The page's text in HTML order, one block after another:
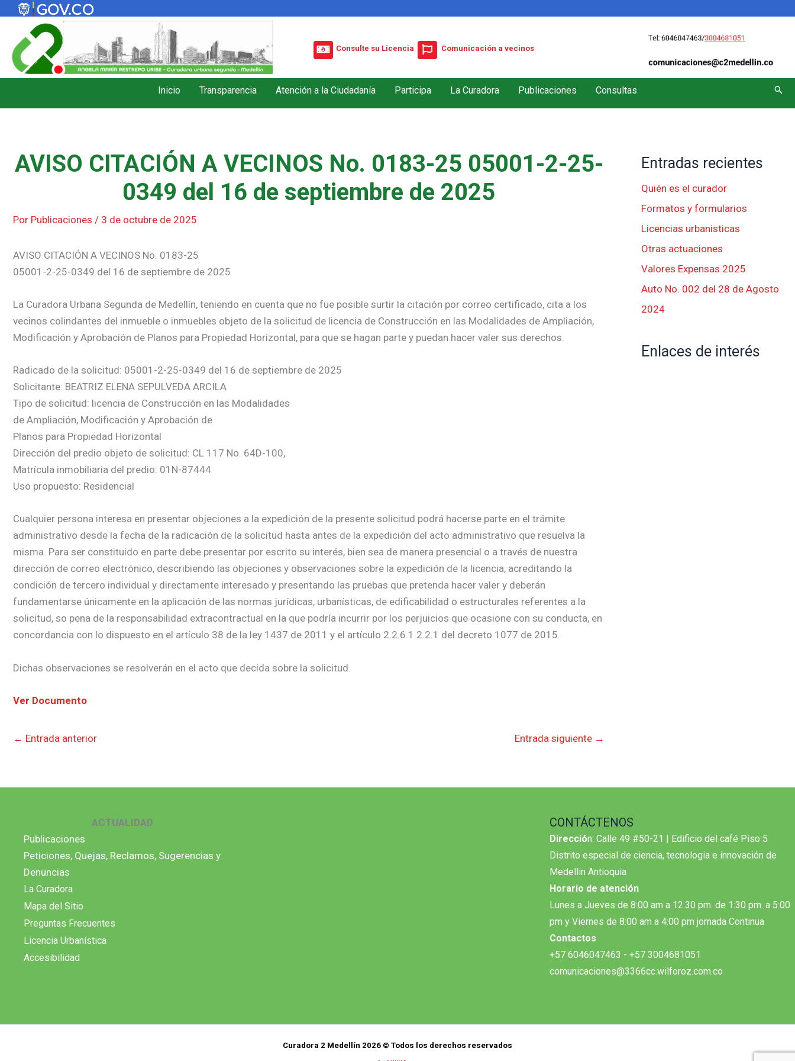
contenido
Consulte su Licencia Comunicación a vecinos
Inicio Transparencia Atención a la Ciudadanía Participa La Curadora Publicaciones Consultas
AVISO CITACIÓN A VECINOS No. 0183-25 05001-2-25-
0349 del 16 de septiembre de 2025
Por Publicaciones / 3 de octubre de 2025
AVISO CITACIÓN A VECINOS No. 0183-25
05001-2-25-0349 del 16 de septiembre de 2025
La Curadora Urbana Segunda de Medellín, teniendo en cuenta que no fue posible surtir la citación por correo certificado, cita a los
vecinos colindantes del inmueble o inmuebles objeto de la solicitud de licencia de Construcción en las Modalidades de Ampliación,
Modificación y Aprobación de Planos para Propiedad Horizontal, para que se hagan parte y puedan hacer valer sus derechos.
Radicado de la solicitud: 05001-2-25-0349 del 16 de septiembre de 2025
Solicitante: BEATRIZ ELENA SEPULVEDA ARCILA
Tipo de solicitud: licencia de Construcción en las Modalidades
de Ampliación, Modificación y Aprobación de
Planos para Propiedad Horizontal
Dirección del predio objeto de solicitud: CL 117 No. 64D-100,
Matrícula inmobiliaria del predio: 01N-87444
Uso propuesto: Residencial
Cualquier persona interesa en presentar objeciones a la expedición de la presente solicitud podrá hacerse parte en el trámite
administrativo desde la fecha de la radicación de la solicitud hasta antes de la expedición del acto administrativo que resuelva la
misma. Para ser constituido en parte debe presentar por escrito su interés, bien sea de manera presencial o a través de nuestra
dirección de correo electrónico, describiendo las objeciones y observaciones sobre la expedición de la licencia, acreditando la
condición de tercero individual y directamente interesado y presentando las pruebas que pretenda hacer valer y deberán
fundamentarse únicamente en la aplicación de las normas jurídicas, urbanísticas, de edificabilidad o estructurales referentes a la
solicitud, so pena de la responsabilidad extracontractual en la que podría incurrir por los perjuicios que ocasione con su conducta, en
concordancia con lo dispuesto en el artículo 38 de la ley 1437 de 2011 y el artículo 2.2.6.1.2.2.1 del decreto 1077 de 2015.
Dichas observaciones se resolverán en el acto que decida sobre la solicitud.
Ver Documento
← Entrada anterior Entrada siguiente →
Entradas recientes
Quién es el curador
Formatos y formularios
Licencias urbanisticas
Otras actuaciones
Valores Expensas 2025
Auto No. 002 del 28 de Agosto
2024
Enlaces de interés
ACTUALIDAD
Publicaciones
Peticiones, Quejas, Reclamos, Sugerencias y
Denuncias
La Curadora
Mapa del Sitio
Preguntas Frecuentes
Licencia Urbanística
Accesibilidad
CONTÁCTENOS
Dirección: Calle 49 #50-21 | Edificio del café Piso 5
Distrito especial de ciencia, tecnologia e innovación de
Medellin Antioquia
Horario de atención
Lunes a Jueves de 8:00 am a 12.30 pm. de 1:30 pm. a 5:00
pm y Viernes de 8:00 am a 4:00 pm jornada Continua
Contactos
+57 6046047463 - +57 3004681051
comunicaciones@3366cc.wilforoz.com.co
Curadora 2 Medellín 2026 © Todos los derechos reservados